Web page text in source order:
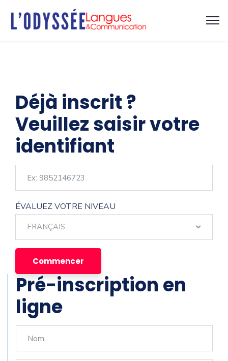
Déjà inscrit ?
Veuillez saisir votre
identifiant
ÉVALUEZ VOTRE NIVEAU
FRANÇAIS
Pré-inscription en
ligne